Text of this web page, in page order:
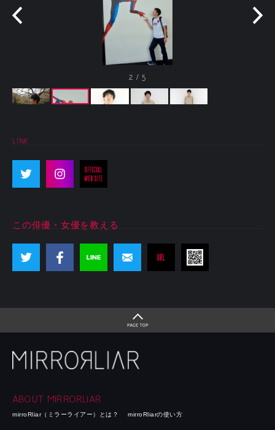
2 / 5
LINK
この俳優・女優を教える
ABOUT MIRRORLIAR
mirroRliar（ミラーライアー）とは？ mirroRliarの使い方